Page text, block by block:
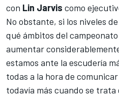
con Lin Jarvis como
No obstante, si los niveles
qué ámbitos del
aumentar
estamos ante la escudería
todas a la hora de
todavía más cuando se